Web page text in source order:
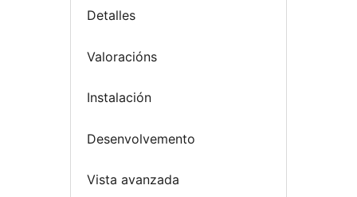
Detalles
Valoracións
Instalación
Desenvolvemento
Vista avanzada